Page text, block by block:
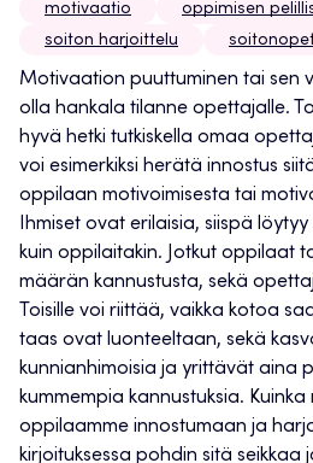
motivaatio
oppimisen
soiton harjoittelu
Motivaation puuttuminen tai sen
olla hankala tilanne opettajalle.
hyvä hetki tutkiskella omaa
voi esimerkiksi herätä innostus
oppilaan motivoimisesta tai
Ihmiset ovat erilaisia, siispä
kuin oppilaitakin. Jotkut oppilaat
määrän kannustusta, sekä
Toisille voi riittää, vaikka kotoa
taas ovat luonteeltaan, sekä
kunnianhimoisia ja yrittävät aina
kummempia kannustuksia. Kuinka
oppilaamme innostumaan ja
kirjoituksessa pohdin sitä seikkaa